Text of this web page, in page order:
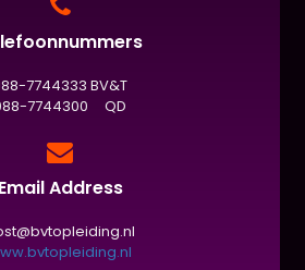
7744333 BV&T
7744300 QD
Email Address